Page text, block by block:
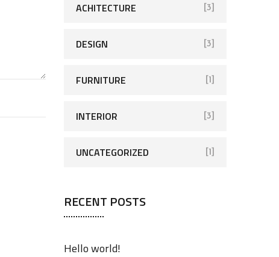
ACHITECTURE [3]
DESIGN [3]
FURNITURE [1]
INTERIOR [3]
UNCATEGORIZED [1]
RECENT POSTS
Hello world!